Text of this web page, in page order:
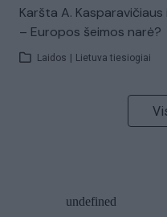
Karšta A. Kasparavičiaus
– Europos šeimos narė?
Laidos Lietuva tiesiogiai